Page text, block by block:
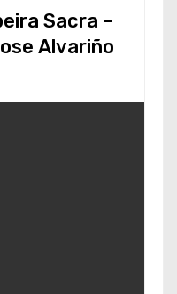
Sacra –
Alvariño